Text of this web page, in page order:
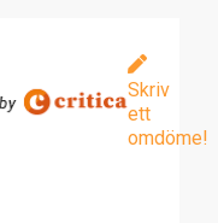
Skriv
ett
omdöme!